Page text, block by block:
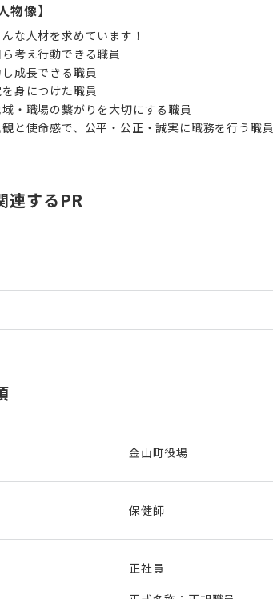
物像】
な人材を求めています！
ら考え行動できる職員
し成長できる職員
を身につけた職員
域・職場の繋がりを大切にする職員
観と使命感で、公平・公正・誠実に職務を行う職員
連するPR
金山町役場
保健師
正社員